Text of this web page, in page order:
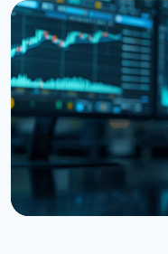
НОВИНА
Кити нарощують
бачить фінал
6 серпня 2026 р.3 хв